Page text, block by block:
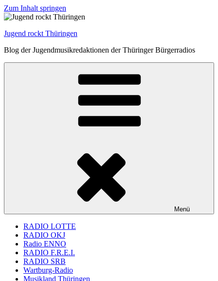
Zum Inhalt springen
Jugend rockt Thüringen
Blog der Jugendmusikredaktionen der Thüringer Bürgerradios
Menü
RADIO LOTTE
RADIO OKJ
Radio ENNO
RADIO F.R.E.I.
RADIO SRB
Wartburg-Radio
Musikland Thüringen